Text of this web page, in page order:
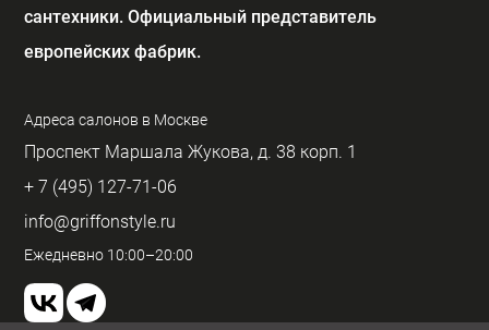
сантехники. Официальный представитель
европейских фабрик.
Адреса салонов в Москве
Проспект Маршала Жукова, д. 38 корп. 1
+ 7 (495) 127-71-06
info@griffonstyle.ru
Ежедневно 10:00–20:00